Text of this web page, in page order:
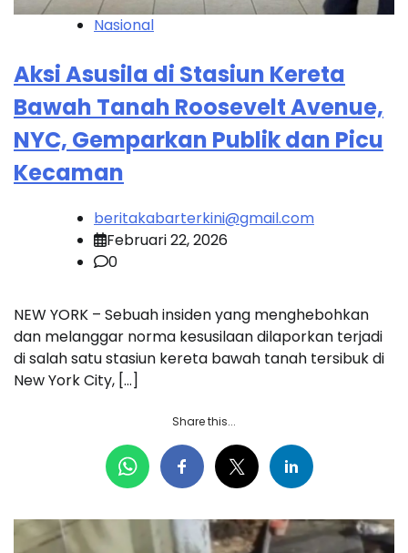
Nasional
Aksi Asusila di Stasiun Kereta
Bawah Tanah Roosevelt Avenue,
NYC, Gemparkan Publik dan Picu
Kecaman
beritakabarterkini@gmail.com
Februari 22, 2026
0
NEW YORK – Sebuah insiden yang menghebohkan
dan melanggar norma kesusilaan dilaporkan terjadi
di salah satu stasiun kereta bawah tanah tersibuk di
New York City, […]
Share this...